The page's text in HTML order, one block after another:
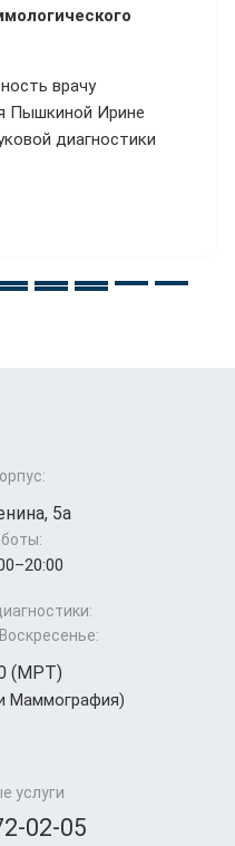
врачу
Пышкиной Ирине
диагностики
5а
(МРТ)
Маммография)
услуги
02-05